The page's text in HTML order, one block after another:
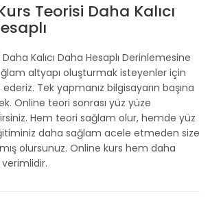
Teorisi Daha Kalıcı
Kalıcı Daha Hesaplı Derinlemesine
altyapı oluşturmak isteyenler için
Tek yapmanız bilgisayarın başına
Online teori sonrası yüz yüze
Hem teori sağlam olur, hemde yüz
daha sağlam acele etmeden size
olursunuz. Online kurs hem daha